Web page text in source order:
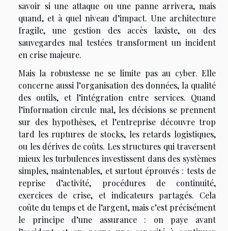
savoir si une attaque ou une panne arrivera, mais
quand, et à quel niveau d’impact. Une architecture
fragile, une gestion des accès laxiste, ou des
sauvegardes mal testées transforment un incident
en crise majeure.
Mais la robustesse ne se limite pas au cyber. Elle
concerne aussi l’organisation des données, la qualité
des outils, et l’intégration entre services. Quand
l’information circule mal, les décisions se prennent
sur des hypothèses, et l’entreprise découvre trop
tard les ruptures de stocks, les retards logistiques,
ou les dérives de coûts. Les structures qui traversent
mieux les turbulences investissent dans des systèmes
simples, maintenables, et surtout éprouvés : tests de
reprise d’activité, procédures de continuité,
exercices de crise, et indicateurs partagés. Cela
coûte du temps et de l’argent, mais c’est précisément
le principe d’une assurance : on paye avant